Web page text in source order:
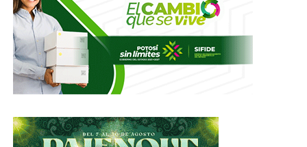
3,392 pastillas de fentanilo.
.300 mililitros de fentanilo.
600 kilogramos de fentanilo.
001 Litros de Hachís.